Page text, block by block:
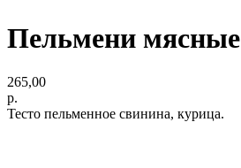
Пельмени мясные
265,00
р.
Тесто пельменное свинина, курица.